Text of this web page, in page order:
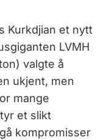
Kurkdjian et nytt
LVMH
valgte å
ukjent, men
mange
et slikt
kompromisser